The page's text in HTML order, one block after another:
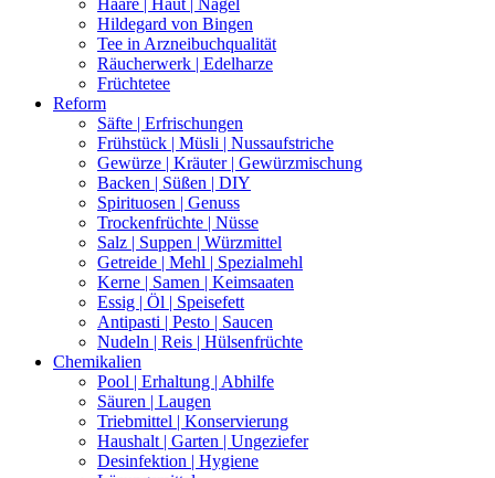
Haare | Haut | Nägel
Hildegard von Bingen
Tee in Arzneibuchqualität
Räucherwerk | Edelharze
Früchtetee
Reform
Säfte | Erfrischungen
Frühstück | Müsli | Nussaufstriche
Gewürze | Kräuter | Gewürzmischung
Backen | Süßen | DIY
Spirituosen | Genuss
Trockenfrüchte | Nüsse
Salz | Suppen | Würzmittel
Getreide | Mehl | Spezialmehl
Kerne | Samen | Keimsaaten
Essig | Öl | Speisefett
Antipasti | Pesto | Saucen
Nudeln | Reis | Hülsenfrüchte
Chemikalien
Pool | Erhaltung | Abhilfe
Säuren | Laugen
Triebmittel | Konservierung
Haushalt | Garten | Ungeziefer
Desinfektion | Hygiene